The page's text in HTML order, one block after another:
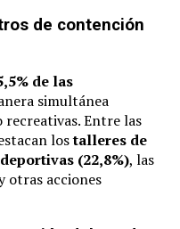
de contención
de las
simultánea
recreativas. Entre las
lostalleres de
(22,8%), las
otras acciones